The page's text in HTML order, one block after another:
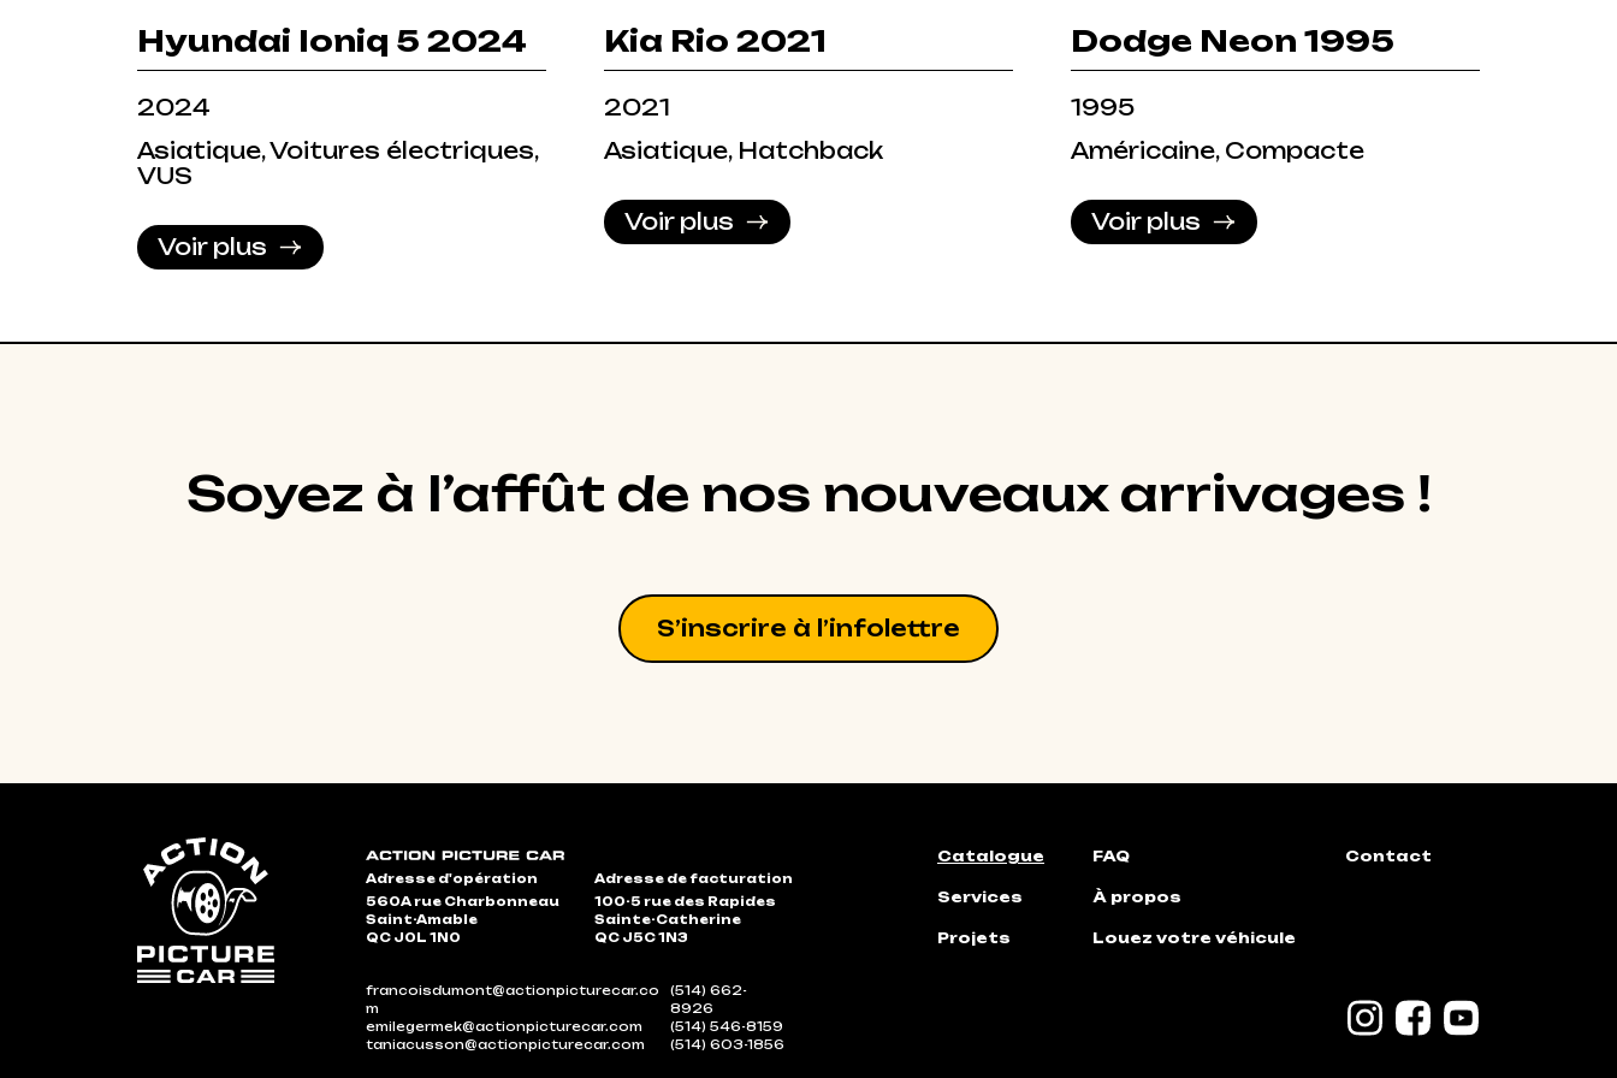
Hyundai Ioniq 5 2024
2024
Asiatique, Voitures électriques,
VUS
Voir plus
Kia Rio 2021
2021
Asiatique, Hatchback
Voir plus
Dodge Neon 1995
1995
Américaine, Compacte
Voir plus
Soyez à l’affût de nos nouveaux arrivages !
S’inscrire à l’infolettre
Adresse d'opération
560A rue Charbonneau
Saint-Amable
QC J0L 1N0
Adresse de facturation
100-5 rue des Rapides
Sainte-Catherine
QC J5C 1N3
francoisdumont@actionpicturecar.co
m
(514) 662-
8926
emilegermek@actionpicturecar.com
(514) 546-8159
taniacusson@actionpicturecar.com
(514) 603-1856
Catalogue
Services
Projets
FAQ
À propos
Louez votre véhicule
Contact